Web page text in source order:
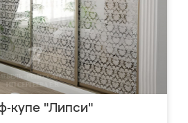
купе "Липси"